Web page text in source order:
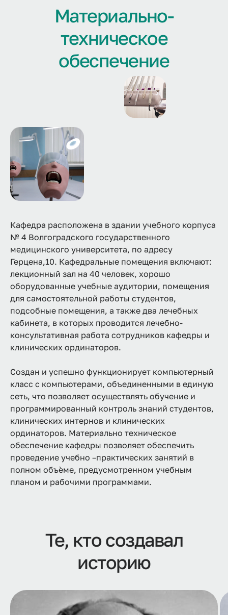
Материально-
техническое
обеспечение
Кафедра расположена в здании учебного корпуса
№ 4 Волгоградского государственного
медицинского университета, по адресу
Герцена,10. Кафедральные помещения включают:
лекционный зал на 40 человек, хорошо
оборудованные учебные аудитории, помещения
для самостоятельной работы студентов,
подсобные помещения, а также два лечебных
кабинета, в которых проводится лечебно-
консультативная работа сотрудников кафедры и
клинических ординаторов.
Создан и успешно функционирует компьютерный
класс с компьютерами, объединенными в единую
сеть, что позволяет осуществлять обучение и
программированный контроль знаний студентов,
клинических интернов и клинических
ординаторов. Материально техническое
обеспечение кафедры позволяет обеспечить
проведение учебно –практических занятий в
полном объѐме, предусмотренном учебным
планом и рабочими программами.
Те, кто создавал
историю